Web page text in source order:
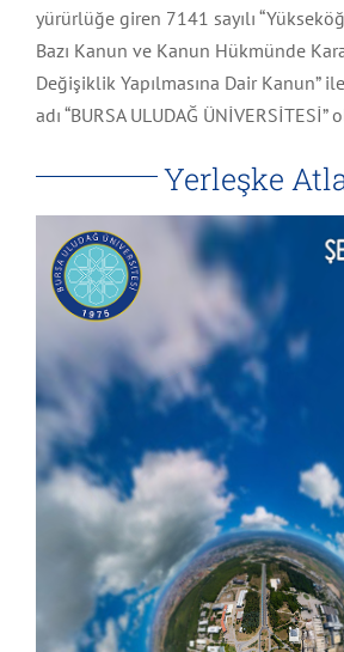
yürürlüğe giren 7141 sayılı
Bazı Kanun ve Kanun Hükmünde
Değişiklik Yapılmasına Dair Kanun”
adı “BURSA ULUDAĞ ÜNİVERSİTESİ”
Yerleşke